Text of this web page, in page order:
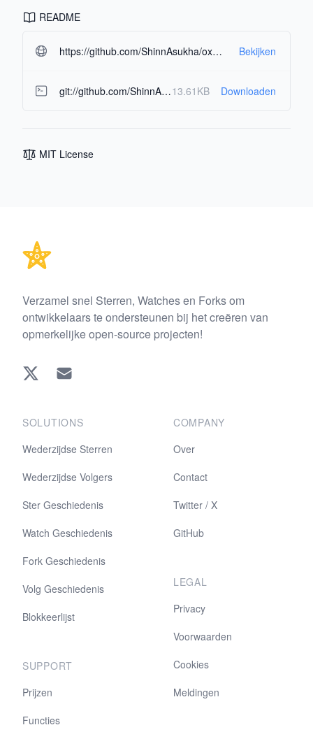
README
https://github.com/ShinnAsukha/oxware-hypervisor.git#readme-ov-file Bekijken
git://github.com/ShinnAsukha/oxware-hypervisor.git13.61KB Downloaden
MIT License
Verzamel snel Sterren, Watches en Forks om
ontwikkelaars te ondersteunen bij het creëren van
opmerkelijke open-source projecten!
Twitter EMAIL
SOLUTIONS
Wederzijdse Sterren
Wederzijdse Volgers
Ster Geschiedenis
Watch Geschiedenis
Fork Geschiedenis
Volg Geschiedenis
Blokkeerlijst
SUPPORT
Prijzen
Functies
COMPANY
Over
Contact
Twitter / X
GitHub
LEGAL
Privacy
Voorwaarden
Cookies
Meldingen